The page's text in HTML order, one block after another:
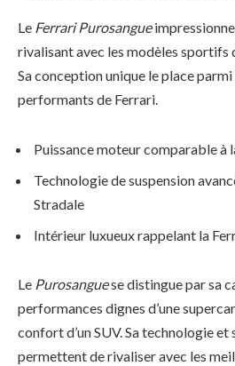
Le Ferrari Purosangue
rivalisant avec les modèles sportifs
Sa conception unique le place
performants de Ferrari.
Puissance moteur comparable à
Technologie de suspension
Stradale
Intérieur luxueux rappelant la
Le Purosanguese distingue par sa
performances dignes d’une
confort d’un SUV. Sa technologie et
permettent de rivaliser avec les